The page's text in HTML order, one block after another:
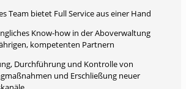
Team bietet Full Service aus einer Hand
Know-how in der Aboverwaltung
kompetenten Partnern
Durchführung und Kontrolle von
und Erschließung neuer